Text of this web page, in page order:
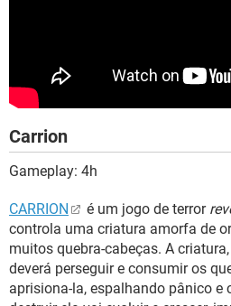
Carrion
Gameplay: 4h
CARRION é um jogo de terror
controla uma criatura amorfa de
muitos quebra-cabeças. A
deverá perseguir e consumir os
aprisiona-la, espalhando pânico e